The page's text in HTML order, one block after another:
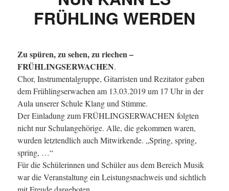
FRÜHLING WERDEN
Zu spüren, zu sehen, zu riechen –
FRÜHLINGSERWACHEN.
Chor, Instrumentalgruppe, Gitarristen und Rezitator gaben
dem Frühlingserwachen am 13.03.2019 um 17 Uhr in der
Aula unserer Schule Klang und Stimme.
Der Einladung zum FRÜHLINGSERWACHEN folgten
nicht nur Schulangehörige. Alle, die gekommen waren,
wurden letztendlich auch Mitwirkende. „Spring, spring,
spring, …“
Für die Schülerinnen und Schüler aus dem Bereich Musik
war die Veranstaltung ein Leistungsnachweis und sichtlich